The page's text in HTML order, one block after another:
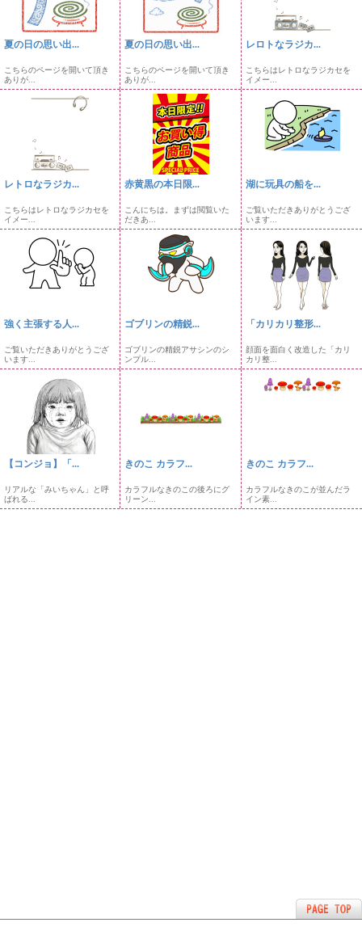
夏の日の思い出...
こちらのページを開いて頂き
ありが...
夏の日の思い出...
こちらのページを開いて頂き
ありが...
レロトなラジカ...
こちらはレトロなラジカセを
イメー...
レトロなラジカ...
こちらはレトロなラジカセを
イメー...
赤黄黒の本日限...
こんにちは。まずは閲覧いた
だきあ...
湖に玩具の船を...
ご覧いただきありがとうござ
います...
強く主張する人...
ご覧いただきありがとうござ
います...
ゴブリンの精鋭...
ゴブリンの精鋭アサシンのシ
ンプル...
「カリカリ整形...
顔面を面白く改造した「カリ
カリ整...
【コンジョ】「...
リアルな「みいちゃん」と呼
ばれる...
きのこ カラフ...
カラフルなきのこの後ろにグ
リーン...
きのこ カラフ...
カラフルなきのこが並んだラ
イン素...